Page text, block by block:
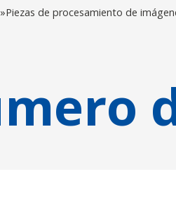
»Piezas de procesamiento de